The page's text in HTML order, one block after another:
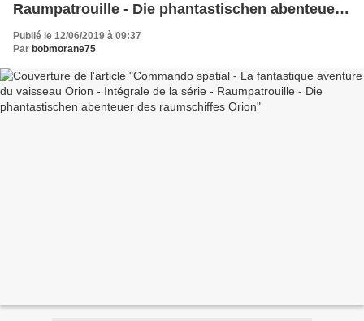
Raumpatrouille - Die phantastischen abenteuer
des raumschiffes Orion
Publié le 12/06/2019 à 09:37
Par bobmorane75